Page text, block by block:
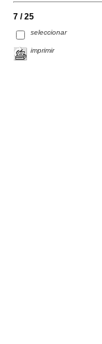
7 / 25
seleccionar
imprimir